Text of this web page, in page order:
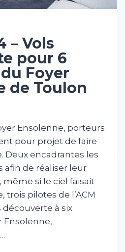
– Vols
pour 6
Foyer
de Toulon
Ensolenne, porteurs
pour projet de faire
Deux encadrantes les
afin de réaliser leur
même si le ciel faisait
trois pilotes de l’ACM
à six
Ensolenne,